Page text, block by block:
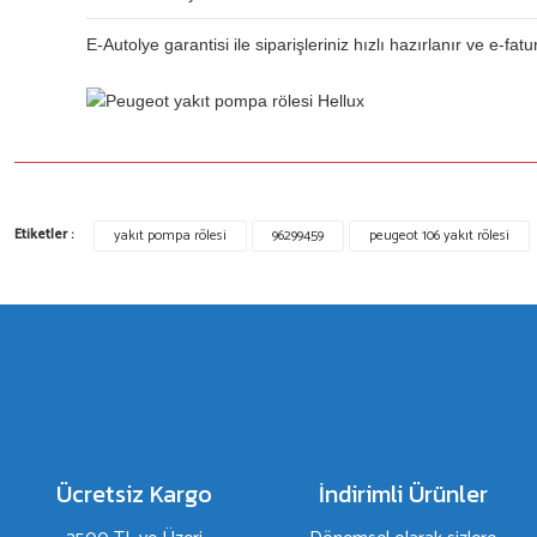
E-Autolye garantisi ile siparişleriniz hızlı hazırlanır ve e-
Bu ürünün fiyat bilgisi, resim, ürün açıklamalarında ve diğer
Görüş ve önerileriniz için teşekkür ederiz.
Ürün resmi kalitesiz, bozuk veya görüntülenemiyor.
Etiketler : yakıt pompa rölesi 96299459 peugeot 106 yakıt rölesi
Ücretsiz Kargo İndirimli Ürünler